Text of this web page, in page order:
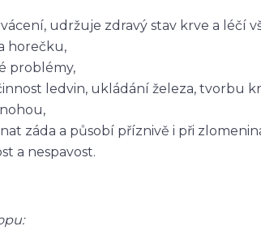
udržuje zdravý stav krve a léčí
horečku,
problémy,
ledvin, ukládání železa, tvorbu
záda a působí příznivě i při
a nespavost.